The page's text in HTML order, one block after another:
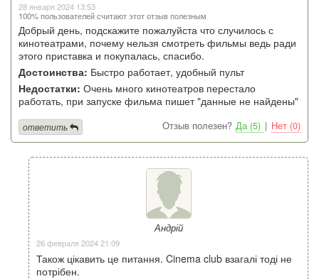
28 января 2024 13:53
100% пользователей считают этот отзыв полезным
Добрый день, подскажите пожалуйста что случилось с
кинотеатрами, почему нельзя смотреть фильмы ведь ради
этого приставка и покупалась, спасибо.
Достоинства: Быстро работает, удобный пульт
Недостатки: Очень много кинотеатров перестало
работать, при запуске фильма пишет "данные не найдены"
Отзыв полезен? Да (5) | Нет (0)
ответить
Андрій
26 февраля 2024 21:09
Також цікавить це питання. Cinema club взагалі тоді не
потрібен.